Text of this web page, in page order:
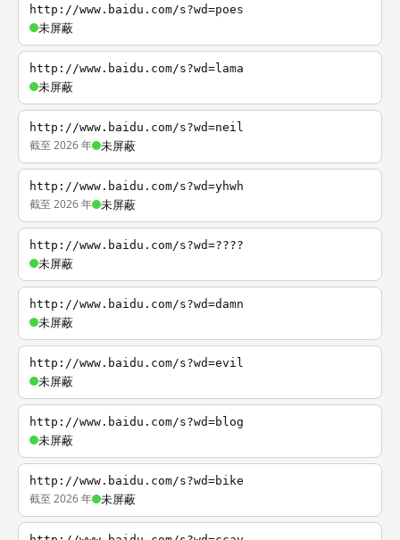
http://www.baidu.com/s?wd=poes
未屏蔽
http://www.baidu.com/s?wd=lama
未屏蔽
http://www.baidu.com/s?wd=neil
截至 2026 年 未屏蔽
http://www.baidu.com/s?wd=yhwh
截至 2026 年 未屏蔽
http://www.baidu.com/s?wd=????
未屏蔽
http://www.baidu.com/s?wd=damn
未屏蔽
http://www.baidu.com/s?wd=evil
未屏蔽
http://www.baidu.com/s?wd=blog
未屏蔽
http://www.baidu.com/s?wd=bike
截至 2026 年 未屏蔽